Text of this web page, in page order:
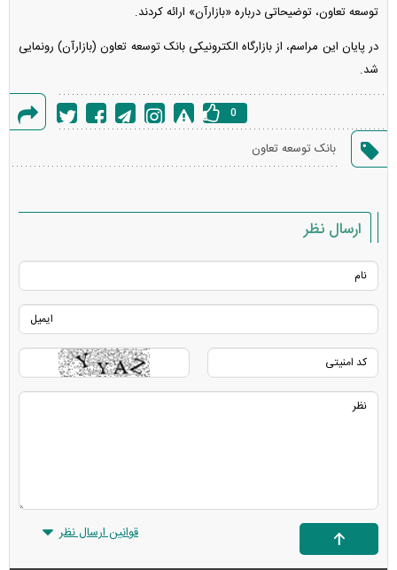
توسعه تعاون، توضیحاتی درباره «بازارآن» ارائه کردند.
در پایان این مراسم، از بازارگاه الکترونیکی بانک توسعه تعاون (بازارآن) رونمایی
شد.
خطا
0
بانک توسعه تعاون
ارسال نظر
قوانین ارسال نظر